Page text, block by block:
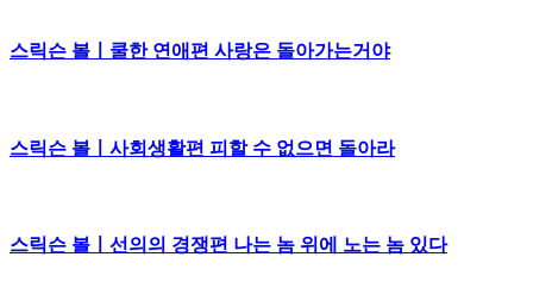
스릭슨 볼ㅣ쿨한 연애편 사랑은 돌아가는거야
스릭슨 볼ㅣ사회생활편 피할 수 없으면 돌아라
스릭슨 볼ㅣ선의의 경쟁편 나는 놈 위에 노는 놈 있다